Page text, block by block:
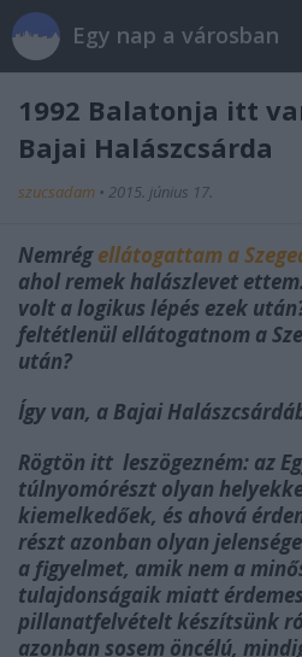
Egy nap a városban
1992 Balatonja itt
Bajai Halászcsárda
szucsadam • 2015. június 17.
Nemrégellátogattam a
ahol remek halászlevet
volt a logikus lépés ezek
feltétlenül ellátogatnom a
után?
Így van, a Bajai
Rögtön itt leszögezném: az
túlnyomórészt olyan
kiemelkedőek, és ahová
részt azonban olyan
a figyelmet, amik nem a
tulajdonságaik miatt
pillanatfelvételt készítsünk
azonban sosem öncélú,